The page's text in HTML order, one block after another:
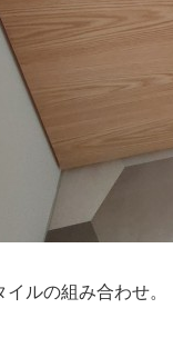
ルの組み合わせ。